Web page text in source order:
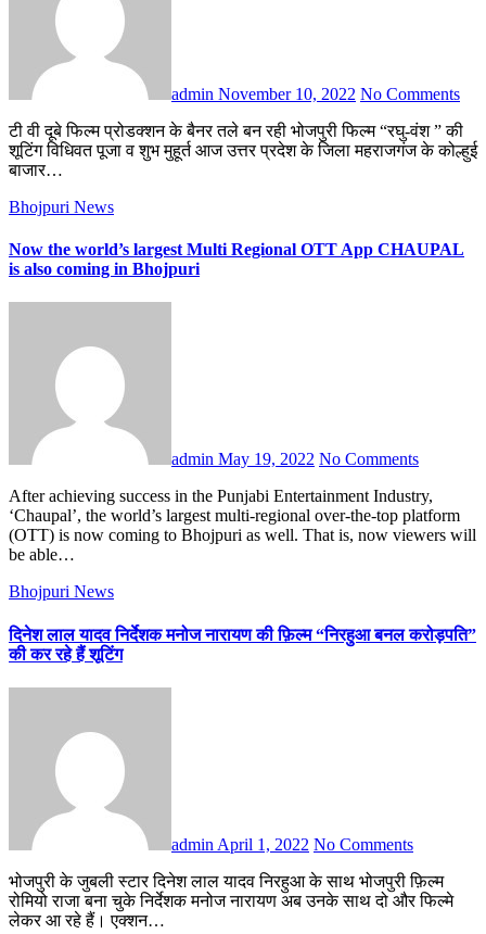
admin November 10, 2022 No Comments
टी वी दूबे फिल्म प्रोडक्शन के बैनर तले बन रही भोजपुरी फिल्म “रघु-वंश ” की
शूटिंग विधिवत पूजा व शुभ मुहूर्त आज उत्तर प्रदेश के जिला महराजगंज के कोल्हुई
बाजार…
Bhojpuri News
Now the world’s largest Multi Regional OTT App CHAUPAL
is also coming in Bhojpuri
admin May 19, 2022 No Comments
After achieving success in the Punjabi Entertainment Industry,
‘Chaupal’, the world’s largest multi-regional over-the-top platform
(OTT) is now coming to Bhojpuri as well. That is, now viewers will
be able…
Bhojpuri News
दिनेश लाल यादव निर्देशक मनोज नारायण की फ़िल्म “निरहुआ बनल करोड़पति”
की कर रहे हैं शूटिंग
admin April 1, 2022 No Comments
भोजपुरी के जुबली स्टार दिनेश लाल यादव निरहुआ के साथ भोजपुरी फ़िल्म
रोमियो राजा बना चुके निर्देशक मनोज नारायण अब उनके साथ दो और फिल्मे
लेकर आ रहे हैं। एक्शन…